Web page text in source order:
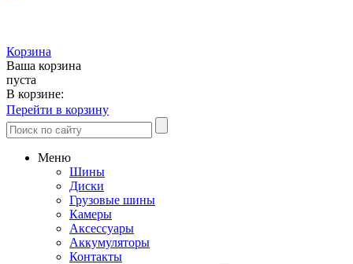
Корзина
Ваша корзина
пуста
В корзине:
Перейти в корзину
Меню
Шины
Диски
Грузовые шины
Камеры
Аксессуары
Аккумуляторы
Контакты